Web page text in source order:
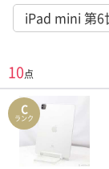
iPad mini 第6
10点
C
ランク